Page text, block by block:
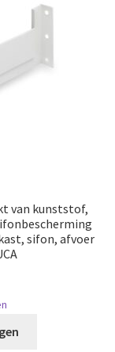
van kunststof,
sifon, afvoer